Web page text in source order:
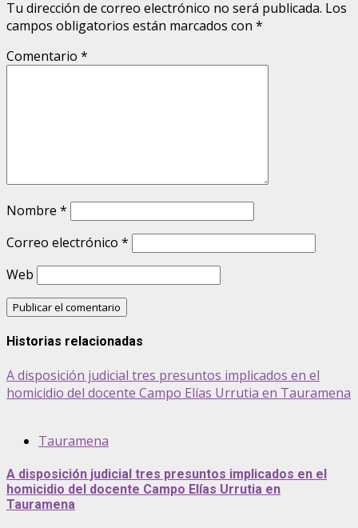
Tu dirección de correo electrónico no será publicada. Los
campos obligatorios están marcados con *
Comentario *
Nombre *
Correo electrónico *
Web
Historias relacionadas
A disposición judicial tres presuntos implicados en el
homicidio del docente Campo Elías Urrutia en Tauramena
Tauramena
A disposición judicial tres presuntos implicados en el
homicidio del docente Campo Elías Urrutia en
Tauramena